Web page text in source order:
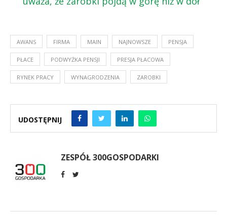
AWANS FIRMA MAIN NAJNOWSZE PENSJA
PŁACE PODWYŻKA PENSJI PRESJA PŁACOWA
RYNEK PRACY WYNAGRODZENIA ZAROBKI
UDOSTĘPNIJ
ZESPÓŁ 300GOSPODARKI